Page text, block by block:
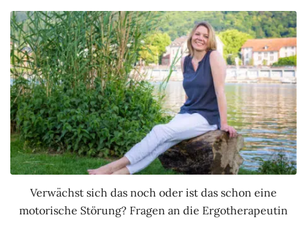
Verwächst sich das noch oder ist das schon eine
motorische Störung? Fragen an die Ergotherapeutin